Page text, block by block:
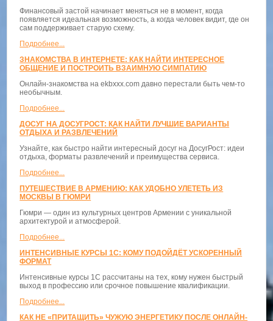
Финансовый застой начинает меняться не в момент, когда
появляется идеальная возможность, а когда человек видит, где он
сам поддерживает старую схему.
Подробнее...
ЗНАКОМСТВА В ИНТЕРНЕТЕ: КАК НАЙТИ ИНТЕРЕСНОЕ
ОБЩЕНИЕ И ПОСТРОИТЬ ВЗАИМНУЮ СИМПАТИЮ
Онлайн-знакомства на ekbxxx.com давно перестали быть чем-то
необычным.
Подробнее...
ДОСУГ НА ДОСУГРОСТ: КАК НАЙТИ ЛУЧШИЕ ВАРИАНТЫ
ОТДЫХА И РАЗВЛЕЧЕНИЙ
Узнайте, как быстро найти интересный досуг на ДосугРост: идеи
отдыха, форматы развлечений и преимущества сервиса.
Подробнее...
ПУТЕШЕСТВИЕ В АРМЕНИЮ: КАК УДОБНО УЛЕТЕТЬ ИЗ
МОСКВЫ В ГЮМРИ
Гюмри — один из культурных центров Армении с уникальной
архитектурой и атмосферой.
Подробнее...
ИНТЕНСИВНЫЕ КУРСЫ 1С: КОМУ ПОДОЙДЁТ УСКОРЕННЫЙ
ФОРМАТ
Интенсивные курсы 1С рассчитаны на тех, кому нужен быстрый
выход в профессию или срочное повышение квалификации.
Подробнее...
КАК НЕ «ПРИТАЩИТЬ» ЧУЖУЮ ЭНЕРГЕТИКУ ПОСЛЕ ОНЛАЙН-